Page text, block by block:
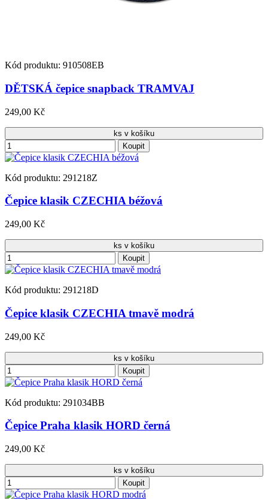
Kód produktu: 910508EB
DĚTSKÁ čepice snapback TRAMVAJ
249,00 Kč
ks v košíku
Koupit
Kód produktu: 291218Z
Čepice klasik CZECHIA béžová
249,00 Kč
ks v košíku
Koupit
Kód produktu: 291218D
Čepice klasik CZECHIA tmavě modrá
249,00 Kč
ks v košíku
Koupit
Kód produktu: 291034BB
Čepice Praha klasik HORD černá
249,00 Kč
ks v košíku
Koupit